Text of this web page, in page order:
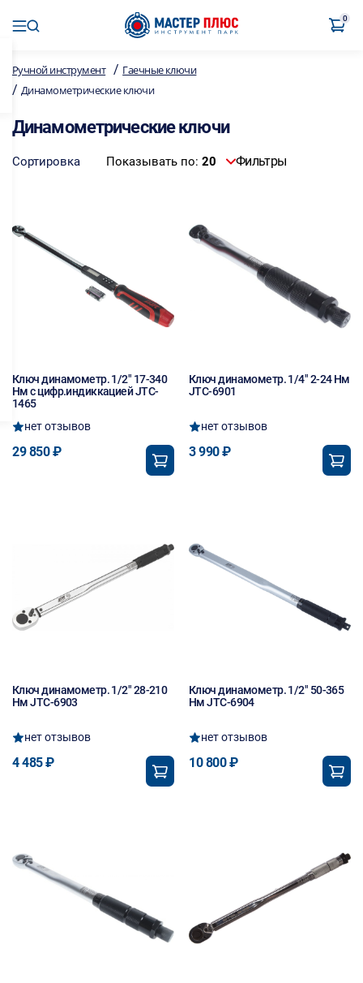
0
Ручной инструмент / Гаечные ключи
/ Динамометрические ключи
Динамометрические ключи
Сортировка Показывать по: 20 Фильтры
Ключ динамометр. 1/2" 17-340
Нм с цифр.индиккацией JTC-
1465
нет отзывов
29 850 ₽
Ключ динамометр. 1/4" 2-24 Нм
JTC-6901
нет отзывов
3 990 ₽
Ключ динамометр. 1/2" 28-210
Нм JTC-6903
нет отзывов
4 485 ₽
Ключ динамометр. 1/2" 50-365
Нм JTC-6904
нет отзывов
10 800 ₽